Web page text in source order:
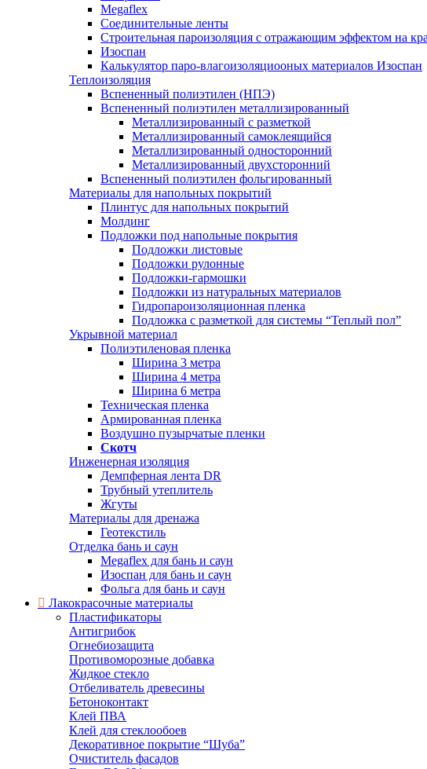
Megaflex
Соединительные ленты
Строительная пароизоляция с отражающим эффектом на
Изоспан
Калькулятор паро-влагоизоляциооных материалов Изоспан
Теплоизоляция
Вспененный полиэтилен (НПЭ)
Вспененный полиэтилен металлизированный
Металлизированный с разметкой
Металлизированный самоклеящийся
Металлизированный односторонний
Металлизированный двухсторонний
Вспененный полиэтилен фольгированный
Материалы для напольных покрытий
Плинтус для напольных покрытий
Молдинг
Подложки под напольные покрытия
Подложки листовые
Подложки рулонные
Подложки-гармошки
Подложки из натуральных материалов
Гидропароизоляционная пленка
Подложка с разметкой для системы “Теплый пол”
Укрывной материал
Полиэтиленовая пленка
Ширина 3 метра
Ширина 4 метра
Ширина 6 метра
Техническая пленка
Армированная пленка
Воздушно пузырчатые пленки
Скотч
Инженерная изоляция
Демпферная лента DR
Трубный утеплитель
Жгуты
Материалы для дренажа
Геотекстиль
Отделка бань и саун
Megaflex для бань и саун
Изоспан для бань и саун
Фольга для бань и саун
Лакокрасочные материалы
Пластификаторы
Антигрибок
Огнебиозащита
Противоморозные добавка
Жидкое стекло
Отбеливатель древесины
Бетоноконтакт
Клей ПВА
Клей для стеклообоев
Декоративное покрытие “Шуба”
Очиститель фасадов